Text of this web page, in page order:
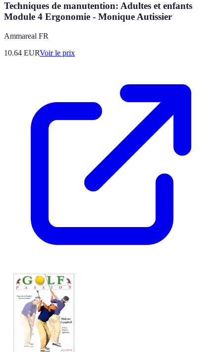
Techniques de manutention: Adultes et enfants
Module 4 Ergonomie - Monique Autissier
Ammareal FR
10.64 EURVoir le prix